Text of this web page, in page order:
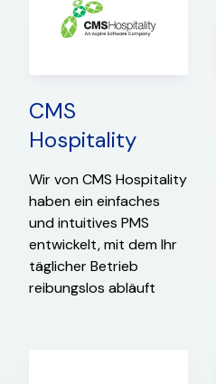
CMS
Hospitality
Wir von CMS Hospitality
haben ein einfaches
und intuitives PMS
entwickelt, mit dem Ihr
täglicher Betrieb
reibungslos abläuft